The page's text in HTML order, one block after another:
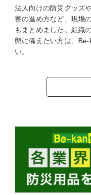
法人向けの防災グッズ
蓄の進め方など、現場
もまとめました。組織
態に備えたい方は、
い。